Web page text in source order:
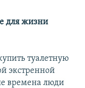
для жизни
туалетную
экстренной
времена люди